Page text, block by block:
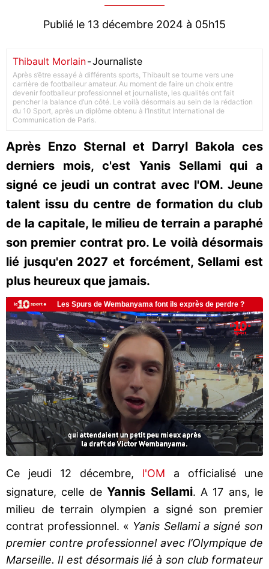
Publié le 13 décembre 2024 à 05h15
Thibault Morlain-Journaliste
Après s’être essayé à différents sports, Thibault se tourne vers une
carrière de footballeur amateur. Au moment de faire un choix entre
devenir footballeur professionnel et journaliste, les qualités ont fait
pencher la balance d’un côté. Le voilà désormais au sein de la rédaction
du 10 Sport, après un diplôme obtenu à l’Institut International de
Communication de Paris.
Après Enzo Sternal et Darryl Bakola ces
derniers mois, c'est Yanis Sellami qui a
signé ce jeudi un contrat avec l'OM. Jeune
talent issu du centre de formation du club
de la capitale, le milieu de terrain a paraphé
son premier contrat pro. Le voilà désormais
lié jusqu'en 2027 et forcément, Sellami est
plus heureux que jamais.
Ce jeudi 12 décembre, l'OM a officialisé une
signature, celle deYannis Sellami. A 17 ans, le
milieu de terrain olympien a signé son premier
contrat professionnel. « Yanis Sellami a signé son
premier contre professionnel avec l’Olympique de
Marseille. Il est désormais lié à son club formateur